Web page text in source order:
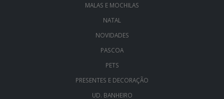
MALAS E MOCHILAS
NATAL
NOVIDADES
PASCOA
PETS
PRESENTES E DECORAÇÃO
UD. BANHEIRO